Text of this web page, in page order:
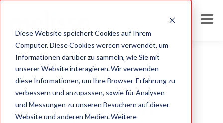
Diese Website speichert Cookies auf Ihrem
Computer. Diese Cookies werden verwendet, um
Informationen darüber zu sammeln, wie Sie mit
unserer Website interagieren. Wir verwenden
diese Informationen, um Ihre Browser-Erfahrung zu
verbessern und anzupassen, sowie für Analysen
und Messungen zu unseren Besuchern auf dieser
Website und anderen Medien. Weitere
Germany
So verwandeln